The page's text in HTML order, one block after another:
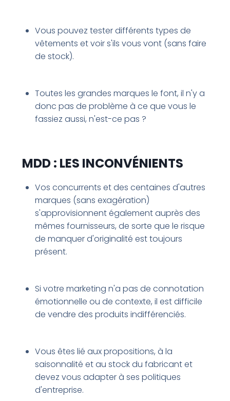
Vous pouvez tester différents types de
vêtements et voir s'ils vous vont (sans faire
de stock).
Toutes les grandes marques le font, il n'y a
donc pas de problème à ce que vous le
fassiez aussi, n'est-ce pas ?
MDD : LES INCONVÉNIENTS
Vos concurrents et des centaines d'autres
marques (sans exagération)
s'approvisionnent également auprès des
mêmes fournisseurs, de sorte que le risque
de manquer d'originalité est toujours
présent.
Si votre marketing n'a pas de connotation
émotionnelle ou de contexte, il est difficile
de vendre des produits indifférenciés.
Vous êtes lié aux propositions, à la
saisonnalité et au stock du fabricant et
devez vous adapter à ses politiques
d'entreprise.